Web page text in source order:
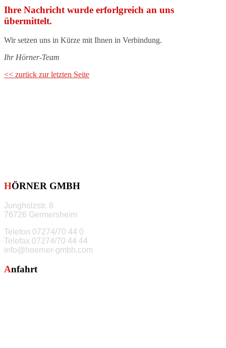
Ihre Nachricht wurde erforlgreich an uns
übermittelt.
Wir setzen uns in Kürze mit Ihnen in Verbindung.
Ihr Hörner-Team
<< zurück zur letzten Seite
HÖRNER GMBH
Jungholzstr. 8
76726 Germersheim
Telefon 07274/70 44 0
Telefax 07274/70 44 44
info@hoerner-gmbh.com
Anfahrt